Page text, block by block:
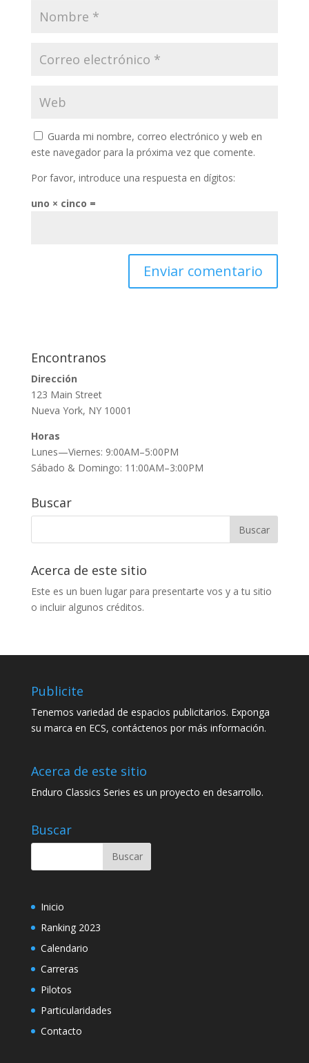
Guarda mi nombre, correo electrónico y web en
este navegador para la próxima vez que comente.
Por favor, introduce una respuesta en dígitos:
uno × cinco =
Encontranos
Dirección
123 Main Street
Nueva York, NY 10001
Horas
Lunes—Viernes: 9:00AM–5:00PM
Sábado & Domingo: 11:00AM–3:00PM
Buscar
Acerca de este sitio
Este es un buen lugar para presentarte vos y a tu sitio
o incluir algunos créditos.
Publicite
Tenemos variedad de espacios publicitarios. Exponga
su marca en ECS, contáctenos por más información.
Acerca de este sitio
Enduro Classics Series es un proyecto en desarrollo.
Buscar
Inicio
Ranking 2023
Calendario
Carreras
Pilotos
Particularidades
Contacto